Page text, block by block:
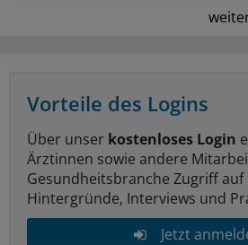
Vorteile des Logins
Über unser kostenloses Login
Ärztinnen sowie andere
Gesundheitsbranche Zugriff
Hintergründe, Interviews und
Jetzt